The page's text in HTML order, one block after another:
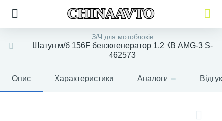
CHINAAVTO
З/Ч для мотоблоків
Шатун м/б 156F бензогенератор 1,2 КВ AMG-3 S-
462573
Опис Характеристики Аналоги